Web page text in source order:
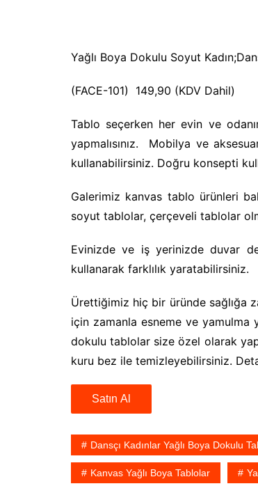
Yağlı Boya Dokulu Soyut
(FACE-101) 149,90 (KDV Dahil)
Tablo seçerken her evin ve
yapmalısınız. Mobilya ve
kullanabilirsiniz. Doğru konsepti
Galerimiz kanvas tablo ürünleri
soyut tablolar, çerçeveli tablolar
Evinizde ve iş yerinizde duvar
kullanarak farklılık yaratabilirsiniz.
Ürettiğimiz hiç bir üründe sağlığa
için zamanla esneme ve yamulma
dokulu tablolar size özel olarak
kuru bez ile temizleyebilirsiniz.
Satın Al
Dansçı Kadınlar Yağlı Boya Dokulu
Kanvas Yağlı Boya Tablolar